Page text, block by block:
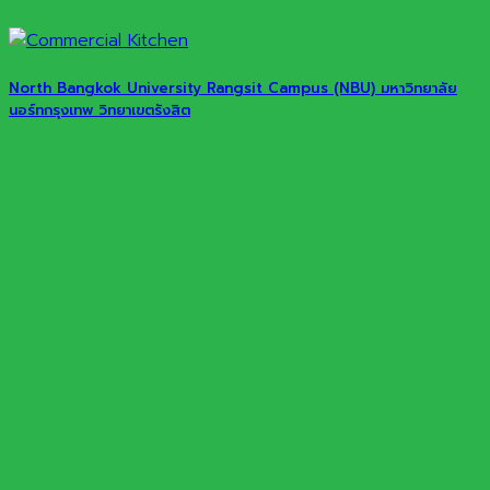
North Bangkok University Rangsit Campus (NBU) มหาวิทยาลัย
นอร์ทกรุงเทพ วิทยาเขตรังสิต